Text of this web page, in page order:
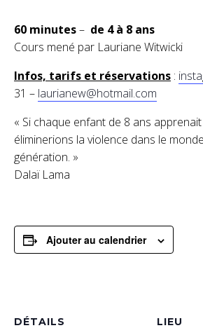
60 minutes– de 4 à 8 ans
Cours mené par Lauriane Witwicki
Infos, tarifs et réservations :
31 – laurianew@hotmail.com
« Si chaque enfant de 8 ans
éliminerions la violence dans le
génération. »
Dalaï Lama
Ajouter au calendrier
DÉTAILS LIEU